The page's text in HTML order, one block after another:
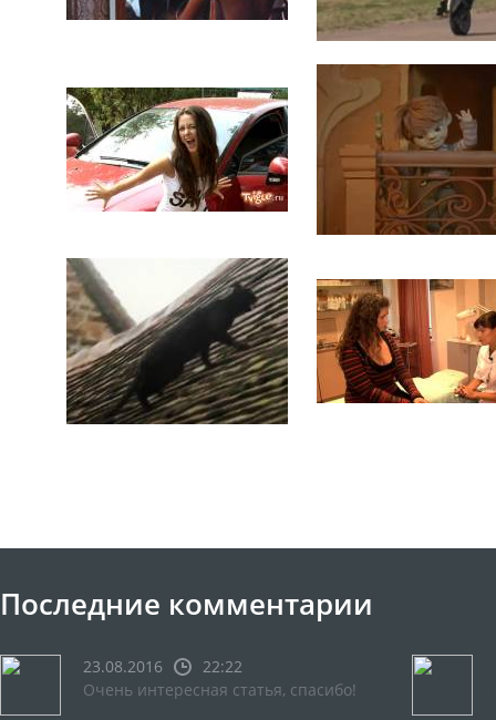
Последние комментарии
23.08.2016
22:22
Очень интересная статья, спасибо!